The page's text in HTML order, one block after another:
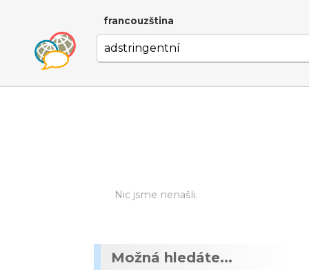
francouzština
Nic jsme nenašli.
Možná hledáte...